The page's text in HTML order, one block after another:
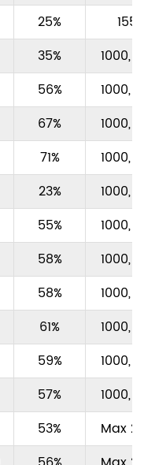
25%
1550
35%
1000,
56%
1000,
67%
1000,
71%
1000,
23%
1000,
55%
1000,
58%
1000,
58%
1000,
61%
1000,
59%
1000,
57%
1000,
53%
Max